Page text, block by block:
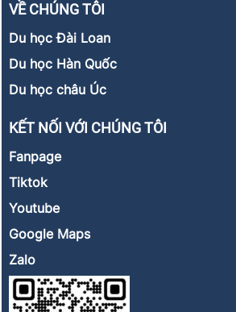
VỀ CHÚNG TÔI
Du học Đài Loan
Du học Hàn Quốc
Du học châu Úc
KẾT NỐI VỚI CHÚNG TÔI
Fanpage
Tiktok
Youtube
Google Maps
Zalo